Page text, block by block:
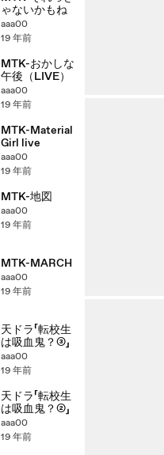
ゃないかもね
aaa00
19 年前
MTK-おかしな
午後（LIVE）
aaa00
19 年前
MTK-Material
Girl live
aaa00
19 年前
MTK-地図
aaa00
19 年前
MTK-MARCH
aaa00
19 年前
天ドラ「転校生
は吸血鬼？③」
aaa00
19 年前
天ドラ「転校生
は吸血鬼？②」
aaa00
19 年前